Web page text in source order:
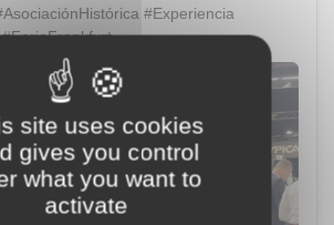
#Experiencia
site uses cookies
gives you control
what you want to
activate